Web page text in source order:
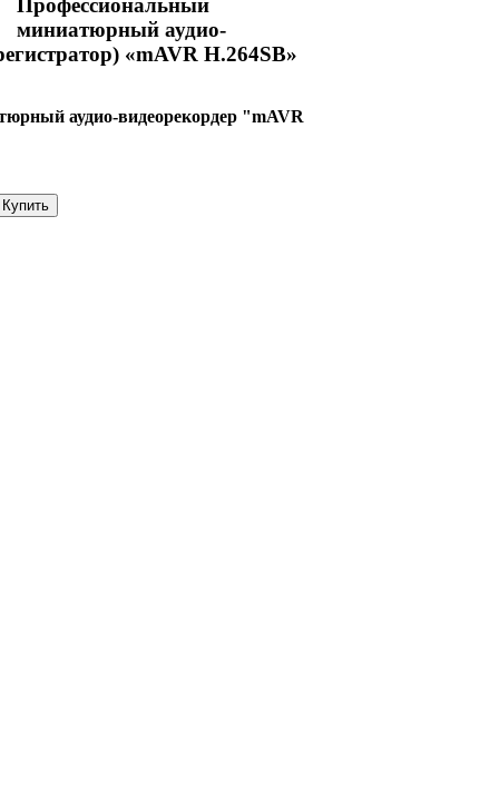
Профессиональный
миниатюрный аудио-
«mAVR H.264SB»
аудио-видеорекордер "mAVR